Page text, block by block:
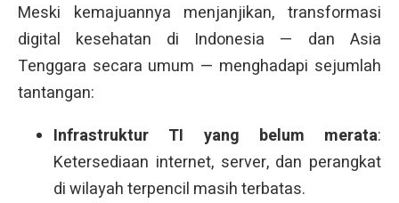
Meski kemajuannya menjanjikan, transformasi
digital kesehatan di Indonesia — dan Asia
Tenggara secara umum — menghadapi sejumlah
tantangan:
Infrastruktur TI yang belum merata:
Ketersediaan internet, server, dan perangkat
di wilayah terpencil masih terbatas.